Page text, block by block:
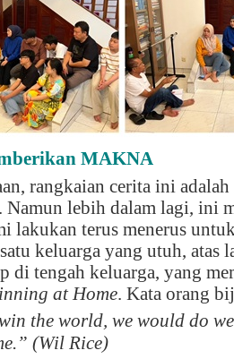
MAKNA
rangkaian cerita ini adalah
Namun lebih dalam lagi, ini
lakukan terus menerus
keluarga yang utuh, atas
di tengah keluarga, yang
at Home. Kata orang
the world, we would do
(Wil Rice)